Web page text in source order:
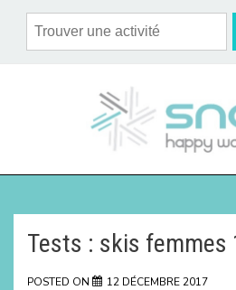
Tests : skis
POSTED ON 12 DÉCEMBRE 2017